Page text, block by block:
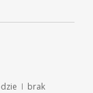
brak